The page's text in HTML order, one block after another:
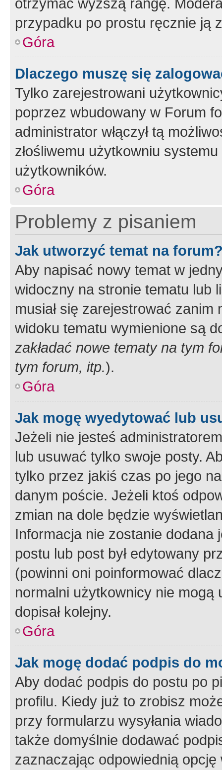
przypadku po prostu ręcznie ją
Góra
Dlaczego muszę się
Tylko zarejestrowani
poprzez wbudowany w Forum
administrator włączył tą
złośliwemu użytkowniu
użytkowników.
Góra
Problemy z pisaniem
Jak utworzyć temat na
Aby napisać nowy temat w
widoczny na stronie tematu lub
musiał się zarejestrować
widoku tematu wymienione są
zakładać nowe tematy na tym
tym forum, itp.).
Góra
Jak mogę wyedytować lub
Jeżeli nie jesteś
lub usuwać tylko swoje posty.
tylko przez jakiś czas po jego
danym poście. Jeżeli ktoś
zmian na dole będzie
Informacja nie zostanie dodana
postu lub post był edytowany
(powinni oni poinformować
normalni użytkownicy nie
dopisał kolejny.
Góra
Jak mogę dodać podpis do
Aby dodać podpis do postu po
profilu. Kiedy już to zrobisz
przy formularzu wysyłania
także domyślnie dodawać
zaznaczając odpowiednią